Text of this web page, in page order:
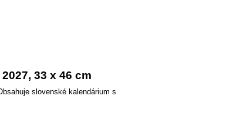
33 x 46 cm
slovenské kalendárium s